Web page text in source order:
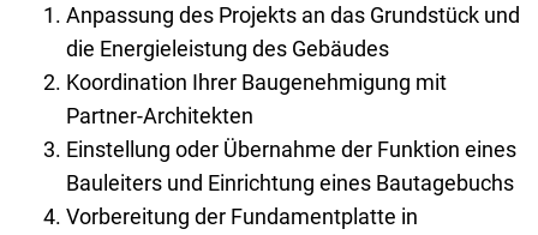
Anpassung des Projekts an das Grundstück und
die Energieleistung des Gebäudes
Koordination Ihrer Baugenehmigung mit
Partner-Architekten
Einstellung oder Übernahme der Funktion eines
Bauleiters und Einrichtung eines Bautagebuchs
Vorbereitung der Fundamentplatte in